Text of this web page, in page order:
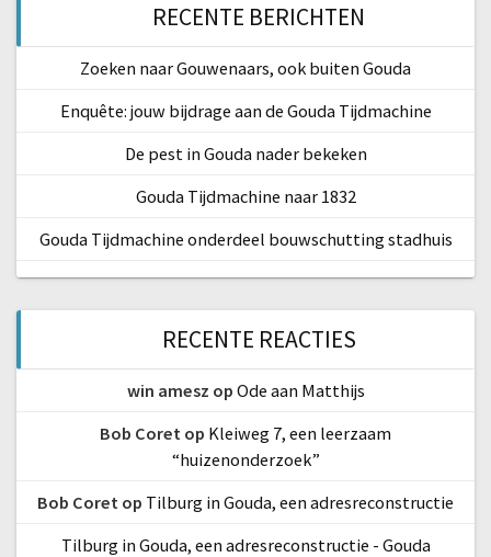
RECENTE BERICHTEN
Zoeken naar Gouwenaars, ook buiten Gouda
Enquête: jouw bijdrage aan de Gouda Tijdmachine
De pest in Gouda nader bekeken
Gouda Tijdmachine naar 1832
Gouda Tijdmachine onderdeel bouwschutting stadhuis
RECENTE REACTIES
win amesz op Ode aan Matthijs
Bob Coret op Kleiweg 7, een leerzaam
“huizenonderzoek”
Bob Coret op Tilburg in Gouda, een adresreconstructie
Tilburg in Gouda, een adresreconstructie - Gouda